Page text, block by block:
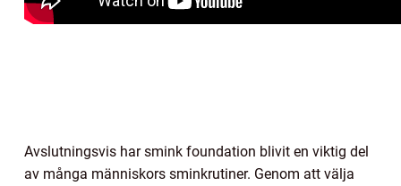
Avslutningsvis har smink foundation blivit en viktig del
av många människors sminkrutiner. Genom att välja